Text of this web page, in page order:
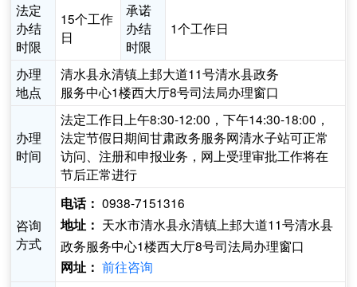
法定
办结
时限
15个工作
日
承诺
办结
时限
1个工作日
办理
地点
清水县永清镇上邽大道11号清水县政务
服务中心1楼西大厅8号司法局办理窗口
办理
时间
法定工作日上午8:30-12:00，下午14:30-18:00，
法定节假日期间甘肃政务服务网清水子站可正常
访问、注册和申报业务，网上受理审批工作将在
节后正常进行
咨询
方式
电话： 0938-7151316
地址： 天水市清水县永清镇上邽大道11号清水县
政务服务中心1楼西大厅8号司法局办理窗口
网址： 前往咨询